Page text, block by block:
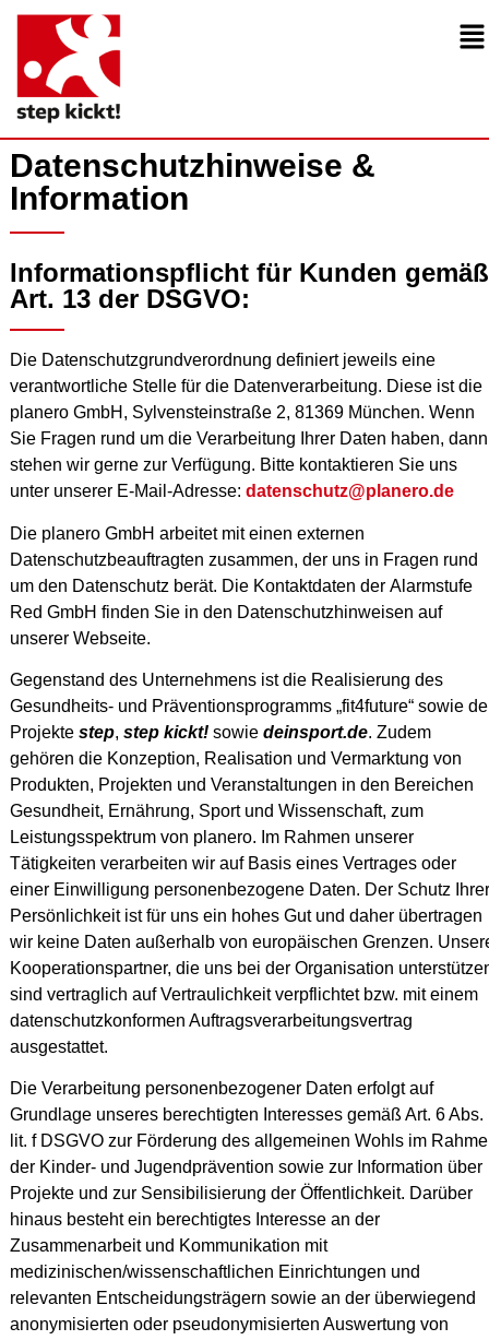
Datenschutzhinweise &
Information
Informationspflicht für Kunden gemäß
Art. 13 der DSGVO:
Die Datenschutzgrundverordnung definiert jeweils eine
verantwortliche Stelle für die Datenverarbeitung. Diese ist die
planero GmbH, Sylvensteinstraße 2, 81369 München. Wenn
Sie Fragen rund um die Verarbeitung Ihrer Daten haben, dann
stehen wir gerne zur Verfügung. Bitte kontaktieren Sie uns
unter unserer E-Mail-Adresse: datenschutz@planero.de
Die planero GmbH arbeitet mit einen externen
Datenschutzbeauftragten zusammen, der uns in Fragen rund
um den Datenschutz berät. Die Kontaktdaten der Alarmstufe
Red GmbH finden Sie in den Datenschutzhinweisen auf
unserer Webseite.
Gegenstand des Unternehmens ist die Realisierung des
Gesundheits- und Präventionsprogramms „fit4future“ sowie
Projekte step, step kickt!sowie deinsport.de. Zudem
gehören die Konzeption, Realisation und Vermarktung von
Produkten, Projekten und Veranstaltungen in den Bereichen
Gesundheit, Ernährung, Sport und Wissenschaft, zum
Leistungsspektrum von planero. Im Rahmen unserer
Tätigkeiten verarbeiten wir auf Basis eines Vertrages oder
einer Einwilligung personenbezogene Daten. Der Schutz Ihrer
Persönlichkeit ist für uns ein hohes Gut und daher übertragen
wir keine Daten außerhalb von europäischen Grenzen.
Kooperationspartner, die uns bei der Organisation
sind vertraglich auf Vertraulichkeit verpflichtet bzw. mit einem
datenschutzkonformen Auftragsverarbeitungsvertrag
ausgestattet.
Die Verarbeitung personenbezogener Daten erfolgt auf
Grundlage unseres berechtigten Interesses gemäß Art. 6 Abs.
lit. f DSGVO zur Förderung des allgemeinen Wohls im
der Kinder- und Jugendprävention sowie zur Information über
Projekte und zur Sensibilisierung der Öffentlichkeit. Darüber
hinaus besteht ein berechtigtes Interesse an der
Zusammenarbeit und Kommunikation mit
medizinischen/wissenschaftlichen Einrichtungen und
relevanten Entscheidungsträgern sowie an der überwiegend
anonymisierten oder pseudonymisierten Auswertung von